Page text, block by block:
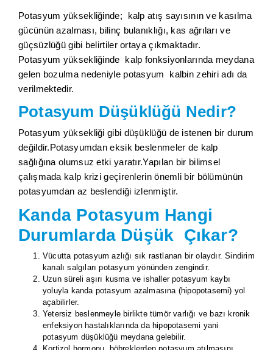
Potasyum yüksekliğinde; kalp atış sayısının ve kasılma
gücünün azalması, bilinç bulanıklığı, kas ağrıları ve
güçsüzlüğü gibi belirtiler ortaya çıkmaktadır.
Potasyum yüksekliğinde kalp fonksiyonlarında meydana
gelen bozulma nedeniyle potasyum kalbin zehiri adı da
verilmektedir.
Potasyum Düşüklüğü Nedir?
Potasyum yüksekliği gibi düşüklüğü de istenen bir durum
değildir.Potasyumdan eksik beslenmeler de kalp
sağlığına olumsuz etki yaratır.Yapılan bir bilimsel
çalışmada kalp krizi geçirenlerin önemli bir bölümünün
potasyumdan az beslendiği izlenmiştir.
Kanda Potasyum Hangi
Durumlarda Düşük Çıkar?
Vücutta potasyum azlığı sık rastlanan bir olaydır. Sindirim
kanalı salgıları potasyum yönünden zengindir.
Uzun süreli aşırı kusma ve ishaller potasyum kaybı
yoluyla kanda potasyum azalmasına (hipopotasemi) yol
açabilirler.
Yetersiz beslenmeyle birlikte tümör varlığı ve bazı kronik
enfeksiyon hastalıklarında da hipopotasemi yani
potasyum düşüklüğü meydana gelebilir.